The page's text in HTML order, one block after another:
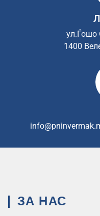
ул.Ѓошо
1400
ЗА НАС